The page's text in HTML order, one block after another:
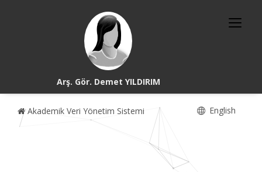
Arş. Gör. Demet YILDIRIM
Akademik Veri Yönetim Sistemi English